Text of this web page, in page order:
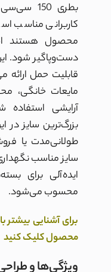
بطری
کاربرانی مناسب
محصول هستند
دست‌وپاگیر شود.
قابلیت حمل ارائه
مایعات خانگی،
بزرگ‌ترین سایز
طولانی‌مدت یا
سایز مناسب
ایده‌آلی برای
محسوب می‌شود.
برایآشنایی بیشتر با
محصول کلیک کنید
ویژگی‌ها و